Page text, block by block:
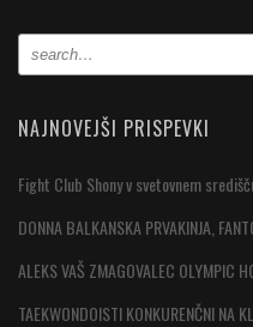
NAJNOVEJŠI PRISPEVKI
Fight Club Shony v svetovnem
DONNA BALKANSKA PRVAKINJA,
ALEKS VAŠ ZMAGOVALEC OLYMPIC
TAEKWONDOISTI KONKURENČNI NA